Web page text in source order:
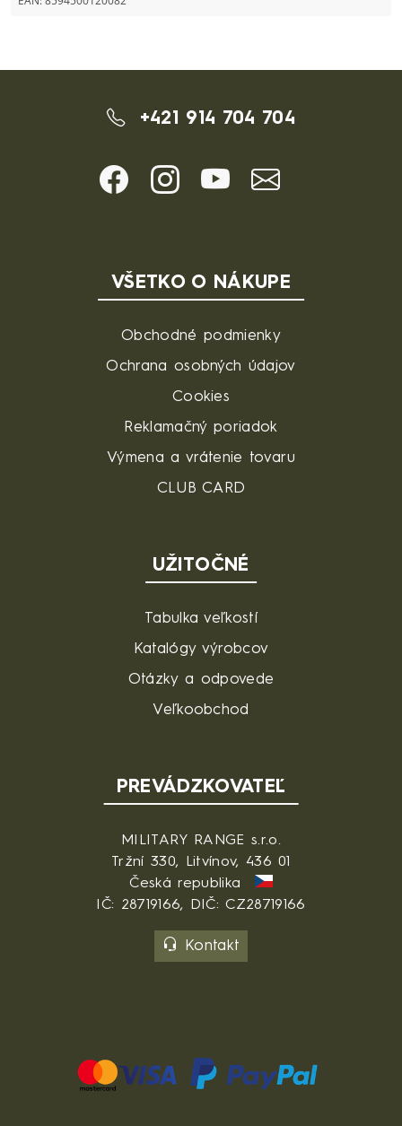
+421 914 704 704
VŠETKO O NÁKUPE
Obchodné podmienky
Ochrana osobných údajov
Cookies
Reklamačný poriadok
Výmena a vrátenie tovaru
CLUB CARD
UŽITOČNÉ
Tabulka veľkostí
Katalógy výrobcov
Otázky a odpovede
Veľkoobchod
PREVÁDZKOVATEĽ
MILITARY RANGE s.r.o.
Tržní 330, Litvínov, 436 01
Česká republika
IČ: 28719166, DIČ: CZ28719166
Kontakt